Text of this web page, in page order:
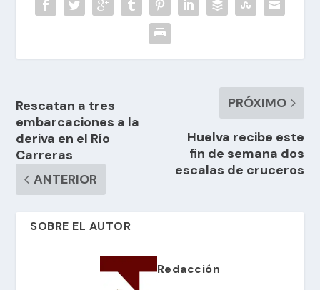
Rescatan a tres
embarcaciones a la
deriva en el Río
Carreras
ANTERIOR
PRÓXIMO
Huelva recibe este
fin de semana dos
escalas de cruceros
SOBRE EL AUTOR
Redacción